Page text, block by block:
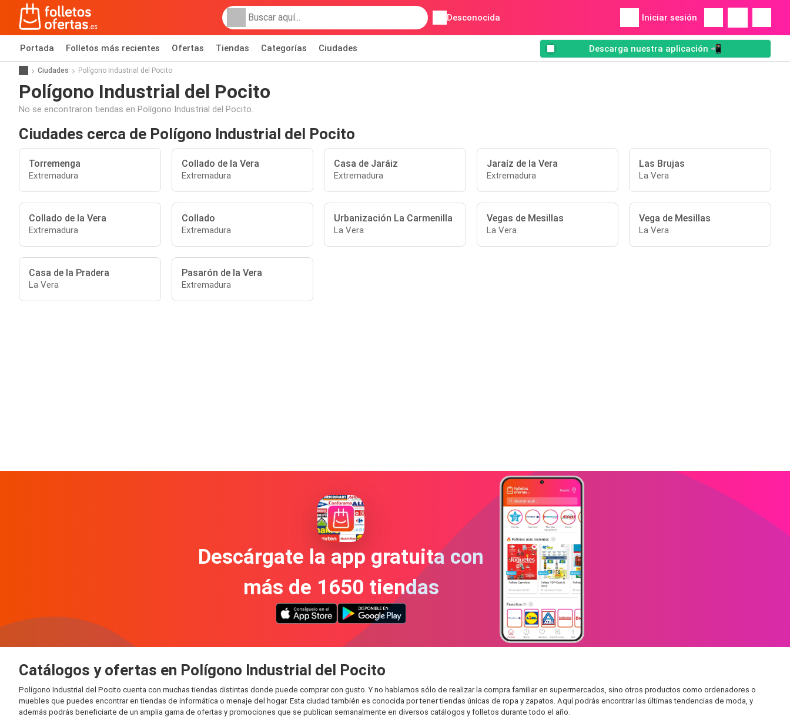
Desconocida Iniciar sesión
Portada Folletos más recientes Ofertas Tiendas Categorías Ciudades Descarga nuestra aplicación 📲
Ciudades Polígono Industrial del Pocito
Polígono Industrial del Pocito
No se encontraron tiendas en Polígono Industrial del Pocito.
Ciudades cerca de Polígono Industrial del Pocito
Torremenga
Extremadura
Collado de la Vera
Extremadura
Casa de Jaráiz
Extremadura
Jaraíz de la Vera
Extremadura
Las Brujas
La Vera
Collado de la Vera
Extremadura
Collado
Extremadura
Urbanización La Carmenilla
La Vera
Vegas de Mesillas
La Vera
Vega de Mesillas
La Vera
Casa de la Pradera
La Vera
Pasarón de la Vera
Extremadura
Descárgate la app gratuita con
más de 1650 tiendas
Catálogos y ofertas en Polígono Industrial del Pocito
Polígono Industrial del Pocito cuenta con muchas tiendas distintas donde puede comprar con gusto. Y no hablamos sólo de realizar la compra familiar en supermercados, sino otros productos como ordenadores o
muebles que puedes encontrar en tiendas de informática o menaje del hogar. Esta ciudad también es conocida por tener tiendas únicas de ropa y zapatos. Aquí podrás encontrar las últimas tendencias de moda, y
además podrás beneficiarte de un amplia gama de ofertas y promociones que se publican semanalmente en diversos catálogos y folletos durante todo el año.